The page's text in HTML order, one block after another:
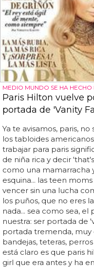
MEDIO MUNDO SE HA HECHO
Paris Hilton vuelve
portada de 'Vanity
Ya te avisamos, paris,
los tabloides
trabajar para paris
de niña rica y decir
como una mamarracha
esquina... las teen
vencer sin una lucha
los puños, que no eres
nada... sea como sea,
nuestra: ser portada de
portada tremenda, muy
bandejas, teteras,
está claro es que paris
girl que era antes y ha